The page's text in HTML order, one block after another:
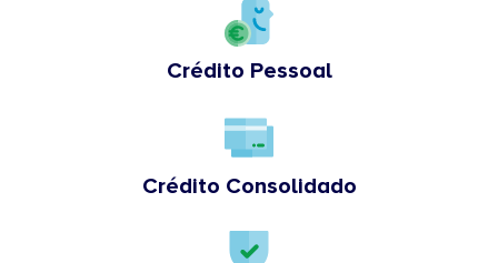
Crédito Pessoal
Crédito Consolidado